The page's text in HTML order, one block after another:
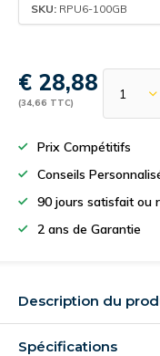
SKU: RPU6-100GB
€ 28,88
(34,66 TTC)
Prix Compétitifs
Conseils
90 jours satisfait ou
2 ans de Garantie
Description du
Spécifications